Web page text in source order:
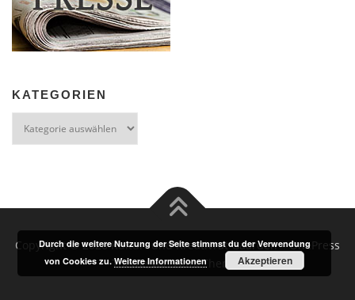
KATEGORIEN
Copyright © 2026 Kultur- und Kreativrat Gaarden–OnePress
Theme von FameThemes
Durch die weitere Nutzung der Seite stimmst du der Verwendung
von Cookies zu.Weitere Informationen Akzeptieren